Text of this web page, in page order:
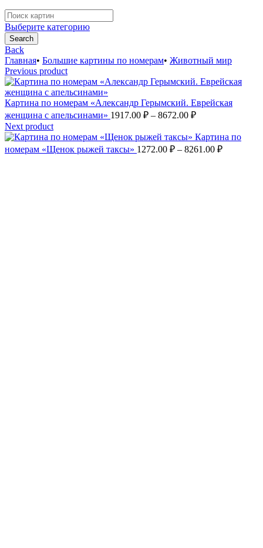
Search
for:
Выберите категорию
Search
Back
Главная• Большие картины по номерам• Животный мир
Previous product
Картина по номерам «Александр Герымский. Еврейская
женщина с апельсинами» 1917.00 ₽ – 8672.00 ₽Диапазон
1917.00 ₽
–
Next product
Картина по
номерам «Щенок рыжей таксы» 1272.00 ₽ – 8261.00 ₽Диапазон